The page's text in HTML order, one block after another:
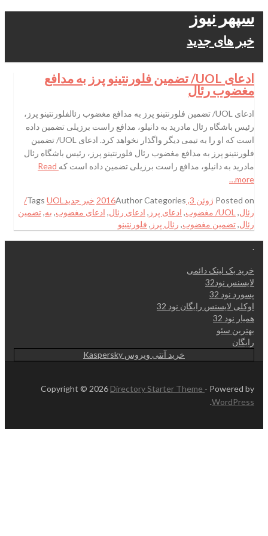
سپهر نیوز
خبر های جدید
ادعای UOL/ تضمین فلورنتینو پرز به مدافع
مغضوب رئال
ادعای UOL/ تضمین فلورنتینو پرز به مدافع مغضوب رئالفلورنتینو پرز،
رئیس باشگاه رئال مادرید به دانیلو، مدافع راست برزیلی تضمین داده
است که او را به تیمی دیگر واگذار نخواهد کرد. ادعای UOL/ تضمین
فلورنتینو پرز به مدافع مغضوب رئال فلورنتینو پرز، رئیس باشگاه رئال
مادرید به دانیلو، مدافع راست برزیلی تضمین داده است که Read
more…
Posted on ژوئن 3, 2016 AuthorCategories خبر جدید Tags
UOL/
رئال, UOL/ مغضوب , ادعای پرز , ادعای رئال, ادعای مغضوب, به,تضمین
رئال,تضمین مغضوب, رئال پرز , فلورنتینو
.
خرید بک لینک دائمی
لایسنس نود32
پسورد نود 32
اوکلی لایسنس رایگان نود 32
همیار نود 32
بهترین سئو
رایگان
خرید آنتی ویروس Kaspersky
Copyright © 2026 Directory Starter Theme - Powered by
WordPress
.